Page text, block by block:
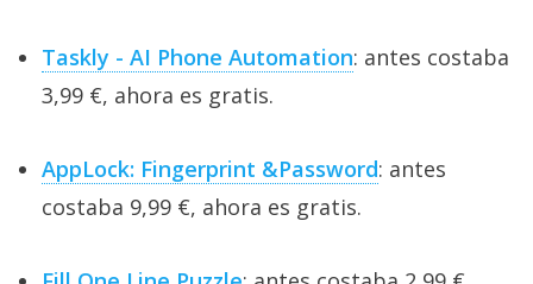
Taskly - AI Phone Automation: antes costaba
3,99 €, ahora es gratis.
AppLock: Fingerprint &Password: antes
costaba 9,99 €, ahora es gratis.